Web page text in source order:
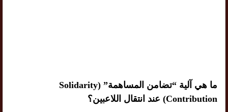
ما هي آلية “تضامن المساهمة” (Solidarity
Contribution) عند انتقال اللاعبين؟